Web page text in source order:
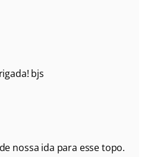
bjs
nossa ida para esse topo.